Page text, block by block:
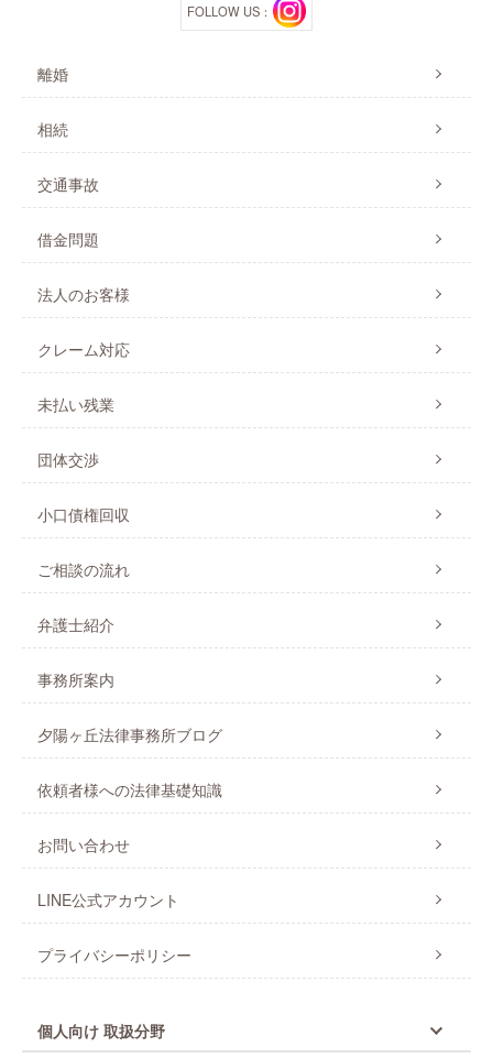
FOLLOW US：
離婚
相続
交通事故
借金問題
法人のお客様
クレーム対応
未払い残業
団体交渉
小口債権回収
ご相談の流れ
弁護士紹介
事務所案内
夕陽ヶ丘法律事務所ブログ
依頼者様への法律基礎知識
お問い合わせ
LINE公式アカウント
プライバシーポリシー
個人向け 取扱分野